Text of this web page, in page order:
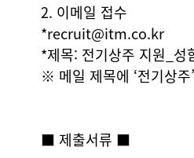
2. 이메일 접수
*recruit@itm.co.kr
*제목: 전기상주 지원_성
※ 메일 제목에 ‘전기상
■ 제출서류 ■